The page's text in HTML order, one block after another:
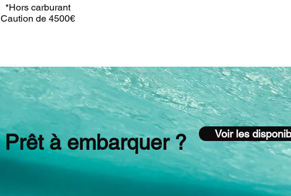
*Hors carburant
Caution de 4500€
Prêt à embarquer ? Voir les